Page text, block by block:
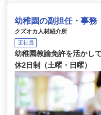
幼稚園の副担任・事務
クズオカ人材紹介所
正社員
幼稚園教諭免許を活かし
休2日制（土曜・日曜）